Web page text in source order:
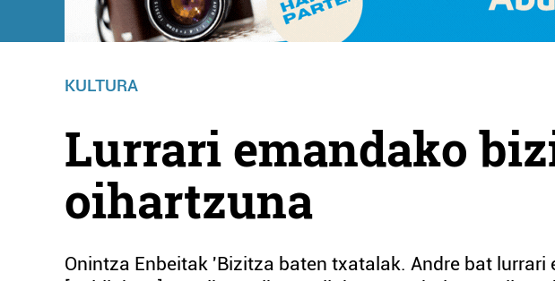
KULTURA
Lurrari emandako
oihartzuna
Onintza Enbeitak 'Bizitza baten txatalak. Andre bat